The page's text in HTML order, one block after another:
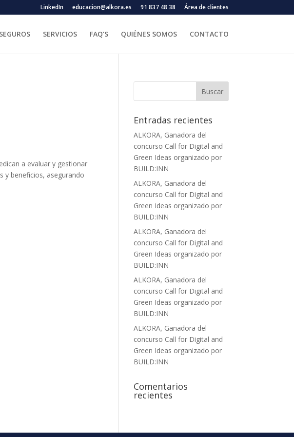
LinkedIn educacion@alkora.es 91 837 48 38 Área de clientes
SEGUROS SERVICIOS FAQ’S QUIÉNES SOMOS CONTACTO
a evaluar y gestionar
y beneficios, asegurando
Entradas recientes
ALKORA, Ganadora del
concurso Call for Digital and
Green Ideas organizado por
BUILD:INN
ALKORA, Ganadora del
concurso Call for Digital and
Green Ideas organizado por
BUILD:INN
ALKORA, Ganadora del
concurso Call for Digital and
Green Ideas organizado por
BUILD:INN
ALKORA, Ganadora del
concurso Call for Digital and
Green Ideas organizado por
BUILD:INN
ALKORA, Ganadora del
concurso Call for Digital and
Green Ideas organizado por
BUILD:INN
Comentarios
recientes